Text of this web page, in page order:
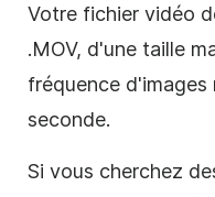
Votre fichier vidéo
.MOV, d'une taille
fréquence d'images
seconde.
Si vous cherchez